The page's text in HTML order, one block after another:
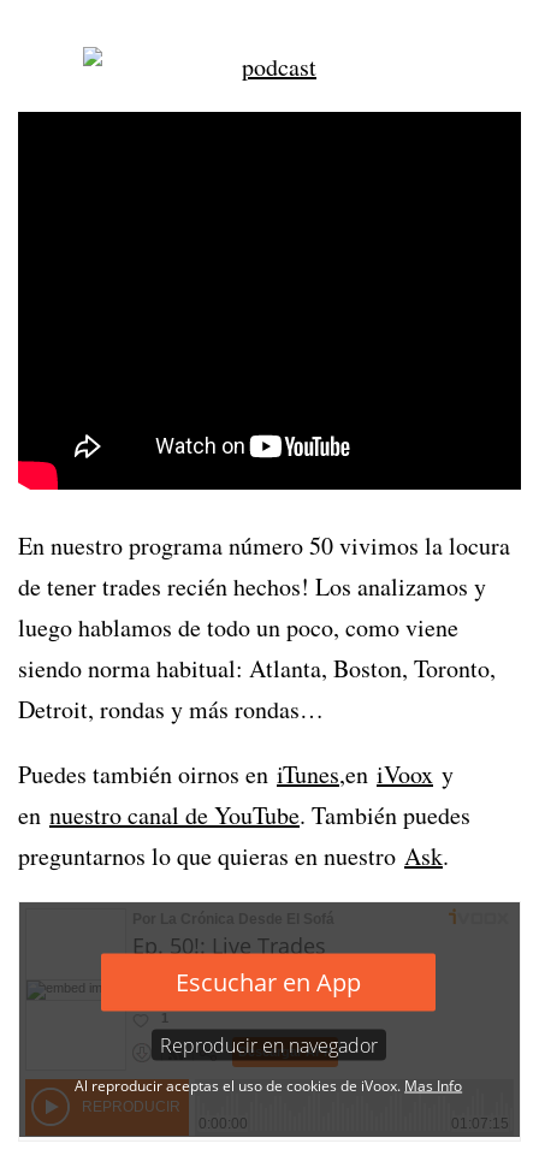
En nuestro programa número 50 vivimos la locura
de tener trades recién hechos! Los analizamos y
luego hablamos de todo un poco, como viene
siendo norma habitual: Atlanta, Boston, Toronto,
Detroit, rondas y más rondas…
Puedes también oirnos en iTunes,en iVoox y
en nuestro canal de YouTube. También puedes
preguntarnos lo que quieras en nuestro Ask.